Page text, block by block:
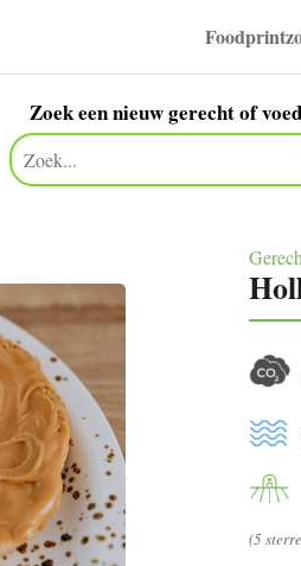
Zoek een nieuw gerecht of
(5